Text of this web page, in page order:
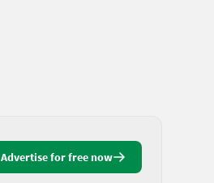
Advertise for free now